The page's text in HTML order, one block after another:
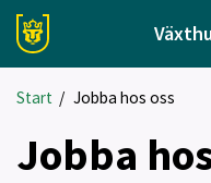
Start / Jobba hos oss
Jobba